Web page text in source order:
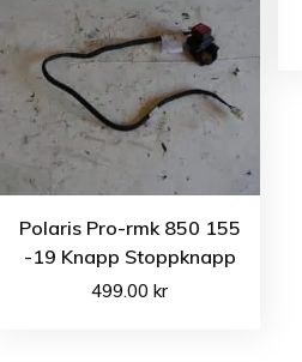
Polaris Pro-rmk 850 155
-19 Knapp Stoppknapp
499.00kr